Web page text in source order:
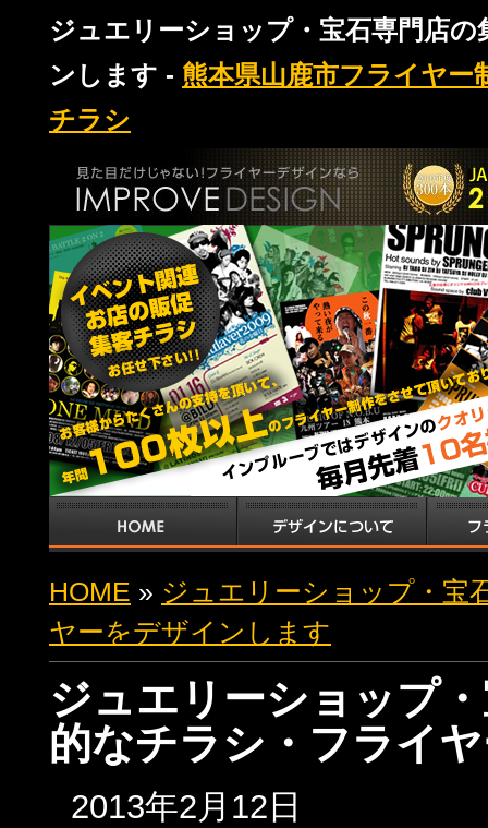
ジュエリーショップ・宝石専門店
ンします - 熊本県山鹿市フライヤ
チラシ
HOME » ジュエリーショップ・宝
ヤーをデザインします
ジュエリーショップ
的なチラシ・フライ
2013年2月12日